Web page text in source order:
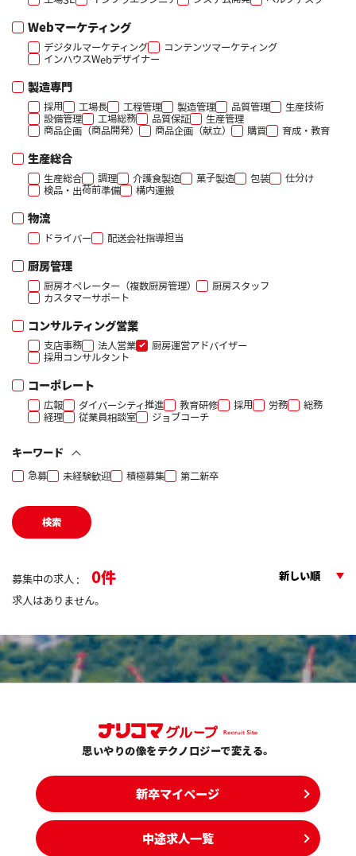
Webマーケティング
デジタルマーケティング
コンテンツマーケティング
インハウスWebデザイナー
製造専門
採用 工場長 工程管理 製造管理 品質管理
生産技術
設備管理
工場総務 品質保証
生産管理
商品企画（商品開発）
商品企画（献立） 購買 育成・教育
生産総合
生産総合 調理 介護食製造 菓子製造 包装
仕分け
検品・出荷前準備
構内運搬
物流
ドライバー 配送会社指導担当
厨房管理
厨房オペレーター（複数厨房管理）
厨房スタッフ
カスタマーサポート
コンサルティング営業
支店事務 法人営業
厨房運営アドバイザー
採用コンサルタント
コーポレート
広報 ダイバーシティ推進 教育研修 採用 労務
総務
経理
従業員相談室 ジョブコーチ
キーワード
急募 未経験歓迎 積極募集 第二新卒
検索
募集中の求人 : 0 新しい順
求人はありません。
思いやりの像をテクノロジーで変える。
新卒マイページ
中途求人一覧